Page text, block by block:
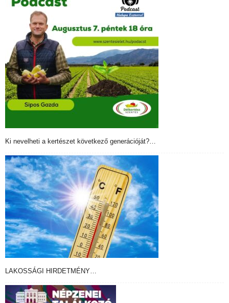
Ki nevelheti a kertészet következő generációját?…
LAKOSSÁGI HIRDETMÉNY…